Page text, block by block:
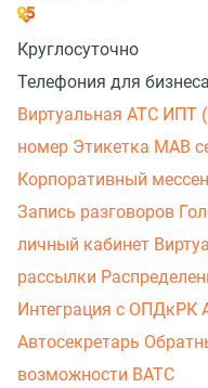
Круглосуточно
Телефония для бизнеса
Виртуальная АТС ИПТ
номер Этикетка МАВ
Корпоративный
Запись разговоров
личный кабинет
рассылки
Интеграция с ОПДкРК
Автосекретарь
возможности ВАТС